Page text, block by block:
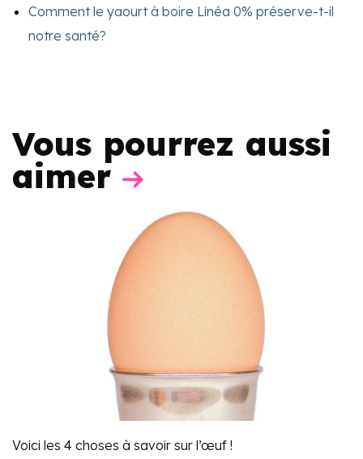
Comment le yaourt à boire Linéa 0% préserve-t-il
notre santé?
Vous pourrez aussi
aimer
Voici les 4 choses à savoir sur l’œuf !